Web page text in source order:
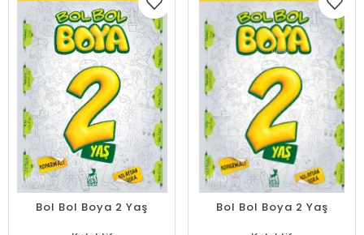
Bol Bol Boya 2 Yaş
Bol Bol Boya 2 Yaş